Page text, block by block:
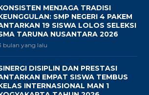
MENJAGA TRADISI
SMP NEGERI 4 PAKEM
19 SISWA LOLOS SELEKSI
TARUNA NUSANTARA 2026
bulan yang lalu
DISIPLIN DAN PRESTASI
EMPAT SISWA TEMBUS
INTERNASIONAL MAN 1